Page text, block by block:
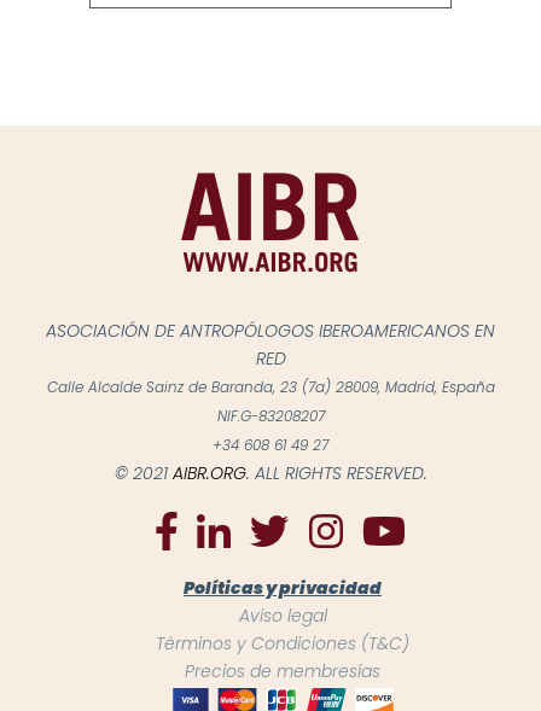
ASOCIACIÓN DE ANTROPÓLOGOS IBEROAMERICANOS EN
RED
Calle Alcalde Sainz de Baranda, 23 (7a) 28009, Madrid, España
NIF.G-83208207
+34 608 61 49 27
© 2021 AIBR.ORG. ALL RIGHTS RESERVED.
Políticas y privacidad
Aviso legal
Términos y Condiciones (T&C)
Precios de membresías